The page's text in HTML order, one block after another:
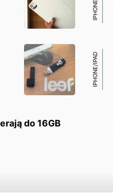
IPHONE/IPAD
do 16GB